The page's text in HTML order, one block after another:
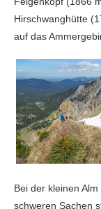
Hirschwanghütte
auf das
Bei der kleinen
schweren Sachen